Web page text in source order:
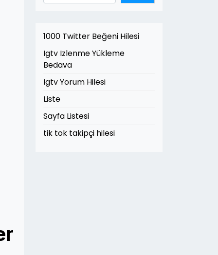
1000 Twitter Beğeni Hilesi
Igtv Izlenme Yükleme
Bedava
Igtv Yorum Hilesi
Liste
Sayfa Listesi
tik tok takipçi hilesi